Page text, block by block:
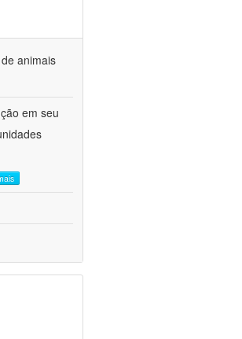
animais
em seu